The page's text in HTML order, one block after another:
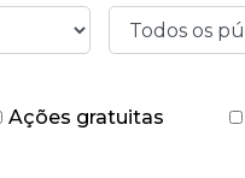
Ações gratuitas